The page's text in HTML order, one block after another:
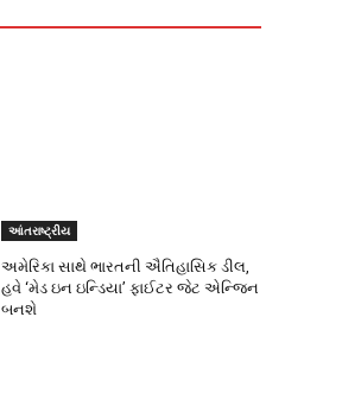
આંતરાષ્ટ્રીય
અમેરિકા સાથે ભારતની ઐતિહાસિક ડીલ,
હવે ‘મેડ ઇન ઇન્ડિયા’ ફાઈટર જેટ એન્જિન
બનશે